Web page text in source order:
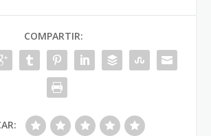
COMPARTIR: